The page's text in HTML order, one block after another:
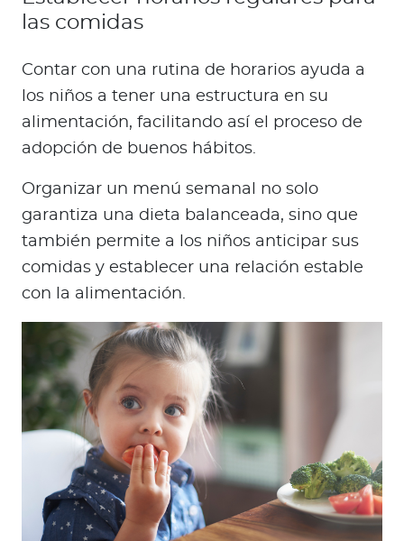
las comidas
Contar con una rutina de horarios ayuda a
los niños a tener una estructura en su
alimentación, facilitando así el proceso de
adopción de buenos hábitos.
Organizar un menú semanal no solo
garantiza una dieta balanceada, sino que
también permite a los niños anticipar sus
comidas y establecer una relación estable
con la alimentación.